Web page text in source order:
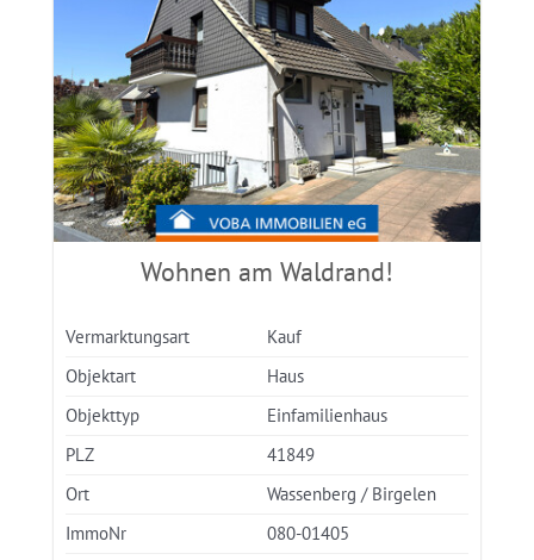
Wohnen am Waldrand!
Vermarktungsart
Kauf
Objektart
Haus
Objekttyp
Einfamilienhaus
PLZ
41849
Ort
Wassenberg / Birgelen
ImmoNr
080-01405